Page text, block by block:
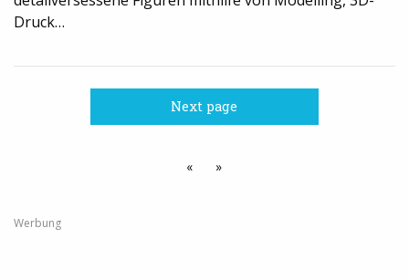
Druck…
Next page
« »
Werbung